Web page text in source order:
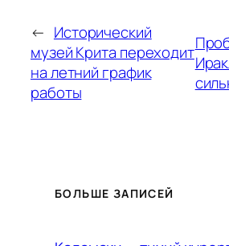
← Исторический
музей Крита переходит
на летний график
работы
БОЛЬШЕ ЗАПИСЕЙ